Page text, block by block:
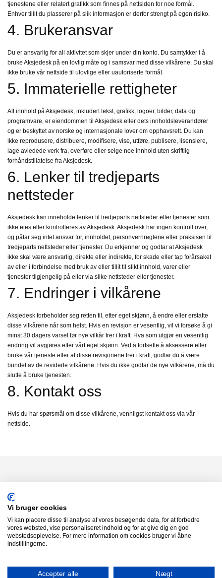
tjenestene eller relatert grafikk som finnes på nettsiden for noe formål.
Enhver tillit du plasserer på slik informasjon er derfor strengt på egen risiko.
4. Brukeransvar
Du er ansvarlig for all aktivitet som skjer under din konto. Du samtykker i å
bruke Aksjedesk på en lovlig måte og i samsvar med disse vilkårene. Du skal
ikke bruke vår nettside til ulovlige eller uautoriserte formål.
5. Immaterielle rettigheter
Alt innhold på Aksjedesk, inkludert tekst, grafikk, logoer, bilder, data og
programvare, er eiendommen til Aksjedesk eller dets innholdsleverandører
og er beskyttet av norske og internasjonale lover om opphavsrett. Du kan
ikke reprodusere, distribuere, modifisere, vise, utføre, publisere, lisensiere,
lage avledede verk fra, overføre eller selge noe innhold uten skriftlig
forhåndstillatelse fra Aksjedesk.
6. Lenker til tredjeparts
nettsteder
Aksjedesk kan inneholde lenker til tredjeparts nettsteder eller tjenester som
ikke eies eller kontrolleres av Aksjedesk. Aksjedesk har ingen kontroll over,
og påtar seg intet ansvar for, innholdet, personvernreglene eller praksisen til
tredjeparts nettsteder eller tjenester. Du erkjenner og godtar at Aksjedesk
ikke skal være ansvarlig, direkte eller indirekte, for skade eller tap forårsaket
av eller i forbindelse med bruk av eller tillit til slikt innhold, varer eller
tjenester tilgjengelig på eller via slike nettsteder eller tjenester.
7. Endringer i vilkårene
Aksjedesk forbeholder seg retten til, etter eget skjønn, å endre eller erstatte
disse vilkårene når som helst. Hvis en revisjon er vesentlig, vil vi forsøke å gi
minst 30 dagers varsel før nye vilkår trer i kraft. Hva som utgjør en vesentlig
endring vil avgjøres etter vårt eget skjønn. Ved å fortsette å aksessere eller
bruke vår tjeneste etter at disse revisjonene trer i kraft, godtar du å være
bundet av de reviderte vilkårene. Hvis du ikke godtar de nye vilkårene, må du
slutte å bruke tjenesten.
8. Kontakt oss
Hvis du har spørsmål om disse vilkårene, vennligst kontakt oss via vår
nettside.
Sektorer
Ofte stilte spørsmål
Vi bruger cookies
Vi kan placere disse til analyse af vores besøgende data, for at forbedre
vores websted, vise personaliseret indhold og for at give dig en god
webstedsoplevelse. For mere information om cookies bruger vi åbne
indstillingerne.
Accepter alle Nægt